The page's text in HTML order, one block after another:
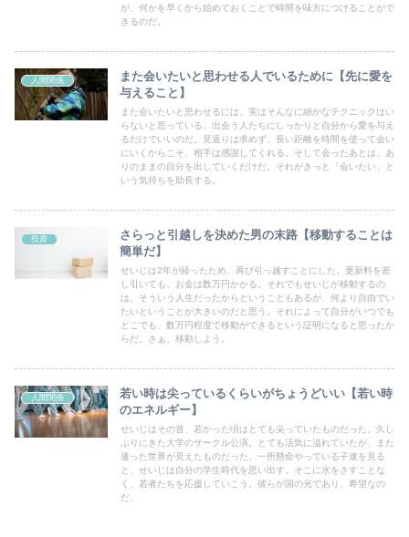
が、何かを早くから始めておくことで時間を味方につけることがで
きるのだ。
人間関係
また会いたいと思わせる人でいるために【先に愛を
与えること】
また会いたいと思わせるには、実はそんなに細かなテクニックはい
らないと思っている。出会う人たちにしっかりと自分から愛を与え
るだけでいいのだ。見返りは求めず、長い距離を時間を使って会い
にいくからこそ、相手は感謝してくれる。そして会ったあとは、あ
りのままの自分を出していくだけだ。それがきっと「会いたい」と
いう気持ちを助長する。
投資
さらっと引越しを決めた男の末路【移動することは
簡単だ】
せいじは2年が経ったため、再び引っ越すことにした。更新料を差
し引いても、お金は数万円かかる。それでもせいじが移動するの
は、そういう人生だったからということもあるが、何より自由でい
たいということが大きいのだと思う。それによって自分がいつでも
どこでも、数万円程度で移動ができるという証明になると思ったか
らだ。さぁ、移動しよう。
人間関係
若い時は尖っているくらいがちょうどいい【若い時
のエネルギー】
せいじはその昔、若かった頃はとても尖っていたものだった。久し
ぶりにきた大学のサークル公演。とても活気に溢れていたが、また
違った世界が見えたものだった。一所懸命やっている子達を見る
と、せいじは自分の学生時代を思い出す。そこに水をさすことな
く、若者たちを応援していこう。彼らが国の光であり、希望なの
だ。